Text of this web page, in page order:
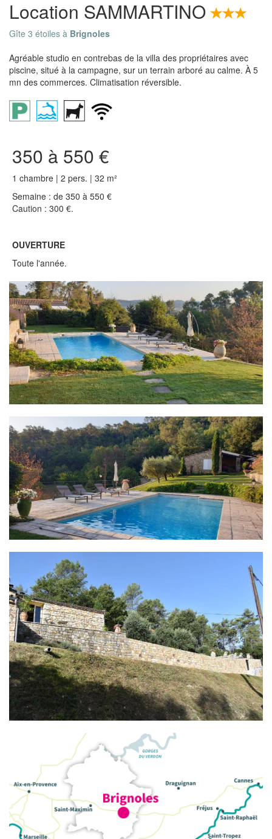
Location SAMMARTINO
Gîte 3 étoiles à Brignoles
Agréable studio en contrebas de la villa des propriétaires avec
piscine, situé à la campagne, sur un terrain arboré au calme. À 5
mn des commerces. Climatisation réversible.
350 à 550 €
1 chambre | 2 pers. | 32 m²
Semaine : de 350 à 550 €
Caution : 300 €.
OUVERTURE
Toute l'année.